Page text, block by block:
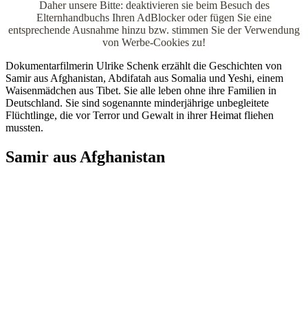
Daher unsere Bitte: deaktivieren sie beim Besuch des
Elternhandbuchs Ihren AdBlocker oder fügen Sie eine
entsprechende Ausnahme hinzu bzw. stimmen Sie der Verwendung
von Werbe-Cookies zu!
Dokumentarfilmerin Ulrike Schenk erzählt die Geschichten von
Samir aus Afghanistan, Abdifatah aus Somalia und Yeshi, einem
Waisenmädchen aus Tibet. Sie alle leben ohne ihre Familien in
Deutschland. Sie sind sogenannte minderjährige unbegleitete
Flüchtlinge, die vor Terror und Gewalt in ihrer Heimat fliehen
mussten.
Samir aus Afghanistan